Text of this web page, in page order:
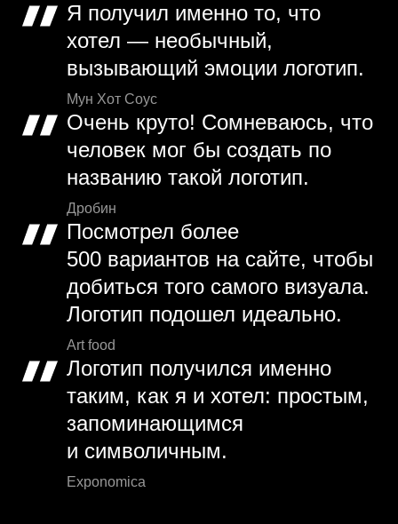
Я получил именно то, что
хотел — необычный,
вызывающий эмоции логотип.
Мун Хот Соус
Очень круто! Сомневаюсь, что
человек мог бы создать по
названию такой логотип.
Дробин
Посмотрел более
500 вариантов на сайте, чтобы
добиться того самого визуала.
Логотип подошел идеально.
Art food
Логотип получился именно
таким, как я и хотел: простым,
запоминающимся
и символичным.
Exponomica